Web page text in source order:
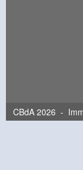
CBdA 2026 -